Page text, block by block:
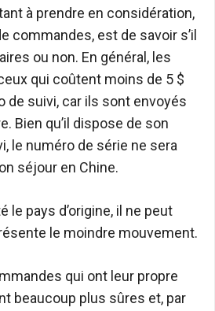
à prendre en considération,
commandes, est de savoir s’il
ou non. En général, les
qui coûtent moins de 5 $
de suivi, car ils sont envoyés
Bien qu’il dispose de son
le numéro de série ne sera
séjour en Chine.
le pays d’origine, il ne peut
le moindre mouvement.
qui ont leur propre
beaucoup plus sûres et, par